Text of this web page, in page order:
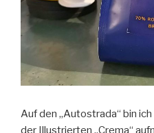
Auf den „Autostrada“ bin